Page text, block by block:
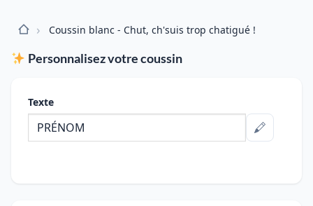
› Coussin blanc - Chut, ch'suis trop chatigué !
Personnalisez votre coussin
Texte